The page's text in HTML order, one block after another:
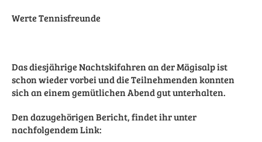
Werte Tennisfreunde
Das diesjährige Nachtskifahren an der Mägisalp ist
schon wieder vorbei und die Teilnehmenden konnten
sich an einem gemütlichen Abend gut unterhalten.
Den dazugehörigen Bericht, findet ihr unter
nachfolgendem Link: